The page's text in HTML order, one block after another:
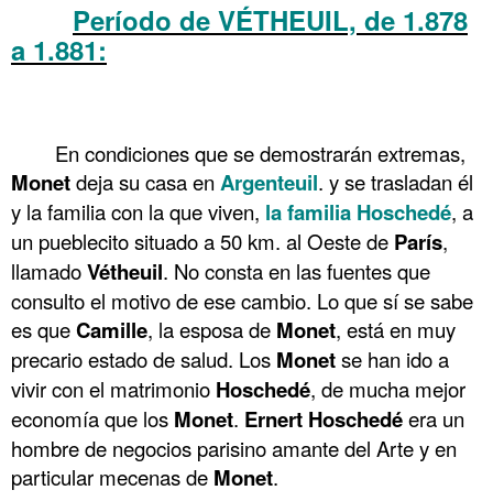
Período de VÉTHEUIL, de 1.878
a 1.881:
En condiciones que se demostrarán extremas,
Monetdeja su casa en Argenteuil. y se trasladan él
y la familia con la que viven, la familia Hoschedé, a
un pueblecito situado a 50 km. al Oeste de París,
llamadoVétheuil. No consta en las fuentes que
consulto el motivo de ese cambio. Lo que sí se sabe
es queCamille, la esposa de Monet, está en muy
precario estado de salud. Los Monetse han ido a
vivir con el matrimonio Hoschedé, de mucha mejor
economía que los Monet. Ernert Hoschedéera un
hombre de negocios parisino amante del Arte y en
particular mecenas de Monet.